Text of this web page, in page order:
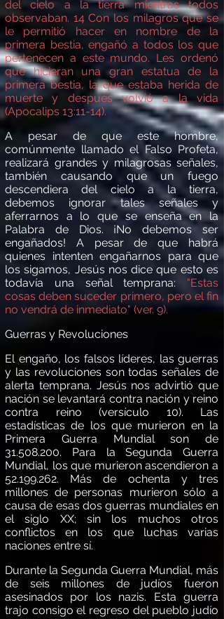
del cielo a la tierra mientras todos
observaban. 14Con los milagros que se
le permitió hacer en nombre de la
primera bestia, engañó a todos los que
pertenecen a este mundo. Les ordenó
que hicieran una gran estatua de la
primera bestia, la que estaba herida de
muerte y después volvióa la vida
(Apocalips 13:11-14).
A pesar de que este hombre,
comúnmente llamado el Falso Profeta,
realizará grandes y milagrosas señales,
también causando que un fuego
descendiera del cielo a la tierra,
debemos ignorar tales señales y
aferrarnos a lo que se enseña en la
Palabra de Dios. ¡No debemos ser
engañados! A pesar de que habrá
quienes intenten engañarnos para que
los sigamos, Jesús nos dice que esto es
todavía una señal temprana: "Estas
cosas deben suceder primero, pero el fin
no vendrá de inmediato" (ver. 9).
Guerras y Revoluciones
El engaño, los falsos líderes, las guerras
y las revoluciones son todas señales de
alerta temprana. Jesús nos advirtióque
nación se levantará contra nación y reino
contra reino (versículo 10). Las
estadísticas de los que murieron en la
Primera Guerra Mundial son de
31.508.200. Para la Segunda Guerra
Mundial, los que murieron ascendieron a
52.199.262. Más de ochenta y tres
millones de personas murieron sólo a
causa de esas dos guerras mundiales en
el siglo XX; sin los muchos otros
conflictos en los que luchas varias
naciones entre sí.
Durante la Segunda Guerra Mundial, más
de seis millones de judíos fueron
asesinados por los nazis. Esta guerra
trajo consigo el regreso del pueblo judío